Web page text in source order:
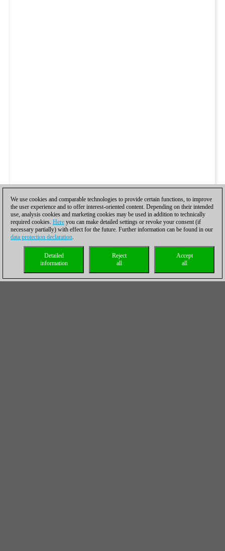
We use cookies and comparable technologies to provide certain functions, to improve
the user experience and to offer interest-oriented content. Depending on their intended
use, analysis cookies and marketing cookies may be used in addition to technically
required cookies. Here you can make detailed settings or revoke your consent (if
necessary partially) with effect for the future. Further information can be found in our
data protection declaration.
Accept
all
Reject
all
Detailed
information